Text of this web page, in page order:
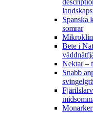
Spanska
somrar
Bete i
Nektar –
Snabb